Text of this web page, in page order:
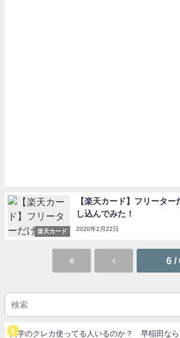
楽天カード
【楽天カード】フリータ
し込んでみた！
2020年2月22日
6 /
大学のクレカ使ってる人いるのか？ 早稲田な